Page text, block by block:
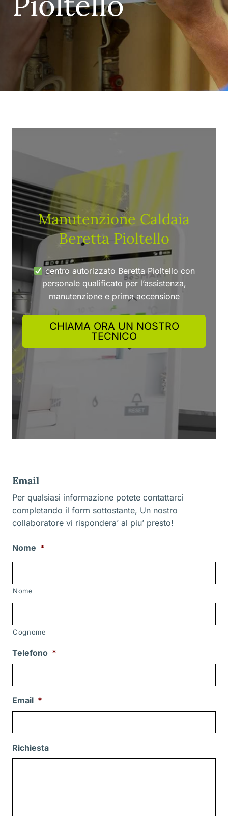
Manutenzione Caldaia
Beretta Pioltello
centro autorizzato Beretta Pioltello con
personale qualificato per l’assistenza,
manutenzione e prima accensione
CHIAMA ORA UN NOSTRO
TECNICO
Email
Per qualsiasi informazione potete contattarci
completando il form sottostante, Un nostro
collaboratore vi rispondera’ al piu’ presto!
Nome *
Nome
Cognome
Telefono *
Email *
Richiesta